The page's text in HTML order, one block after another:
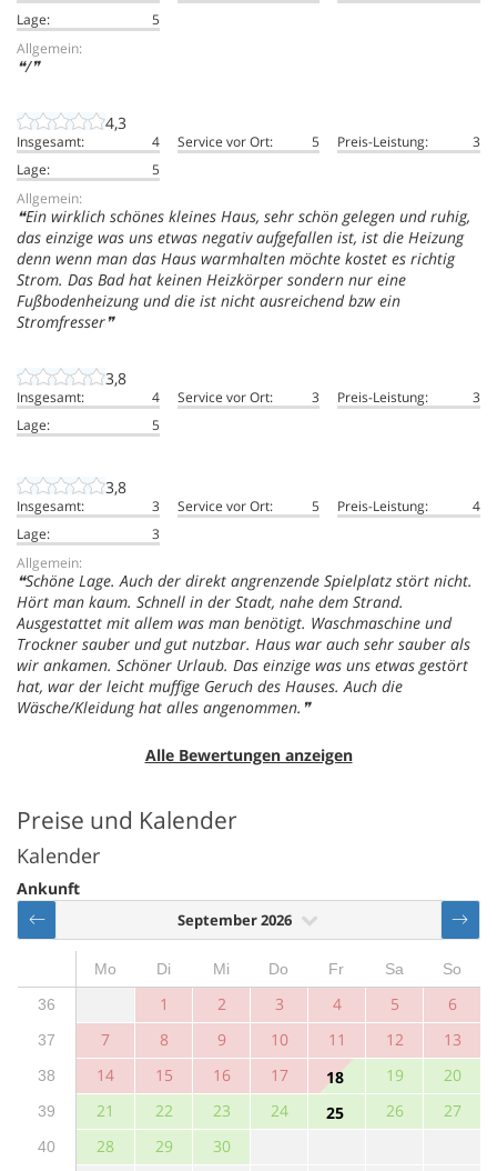
Lage:
5
Allgemein:
/
4,3
Insgesamt: 4 Service vor Ort: 5 Preis-Leistung:
3
Lage:
5
Allgemein:
Ein wirklich schönes kleines Haus, sehr schön gelegen und ruhig,
das einzige was uns etwas negativ aufgefallen ist, ist die Heizung
denn wenn man das Haus warmhalten möchte kostet es richtig
Strom. Das Bad hat keinen Heizkörper sondern nur eine
Fußbodenheizung und die ist nicht ausreichend bzw ein
Stromfresser
3,8
Insgesamt: 4 Service vor Ort: 3 Preis-Leistung:
3
Lage:
5
3,8
Insgesamt: 3 Service vor Ort: 5 Preis-Leistung:
4
Lage:
3
Allgemein:
Schöne Lage. Auch der direkt angrenzende Spielplatz stört nicht.
Hört man kaum. Schnell in der Stadt, nahe dem Strand.
Ausgestattet mit allem was man benötigt. Waschmaschine und
Trockner sauber und gut nutzbar. Haus war auch sehr sauber als
wir ankamen. Schöner Urlaub. Das einzige was uns etwas gestört
hat, war der leicht muffige Geruch des Hauses. Auch die
Wäsche/Kleidung hat alles angenommen.
Alle Bewertungen anzeigen
Preise und Kalender
Kalender
Ankunft
September 2026
Mo Di Mi Do Fr Sa
So
36
1 2 3 4 5 6
37 7 8 9 10 11 12 13
38 14 15 16 17 18 19 20
39 21 22 23 24 25 26 27
40 28 29 30